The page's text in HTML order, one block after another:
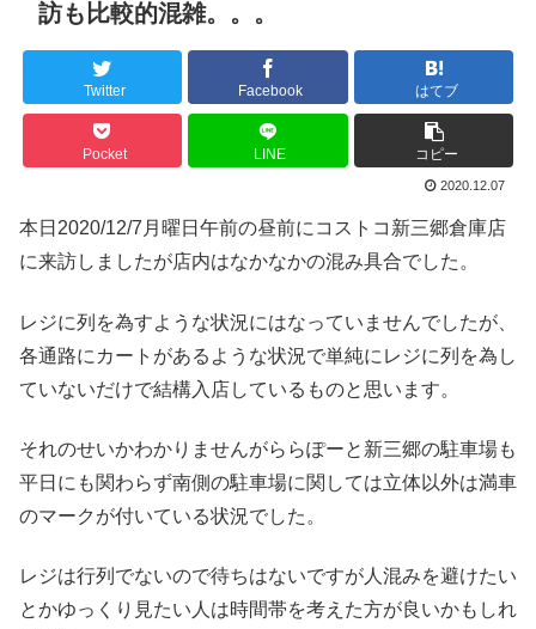
訪も比較的混雑。。。
Twitter Facebook はてブ
Pocket LINE コピー
2020.12.07
本日2020/12/7月曜日午前の昼前にコストコ新三郷倉庫店
に来訪しましたが店内はなかなかの混み具合でした。
レジに列を為すような状況にはなっていませんでしたが、
各通路にカートがあるような状況で単純にレジに列を為し
ていないだけで結構入店しているものと思います。
それのせいかわかりませんがららぽーと新三郷の駐車場も
平日にも関わらず南側の駐車場に関しては立体以外は満車
のマークが付いている状況でした。
レジは行列でないので待ちはないですが人混みを避けたい
とかゆっくり見たい人は時間帯を考えた方が良いかもしれ